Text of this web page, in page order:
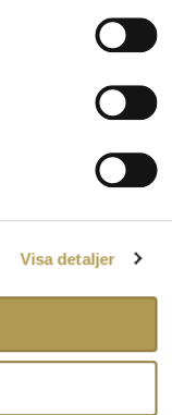
Visa detaljer
en nära
”Hur mår du?”
sina känslor.
ord inte
nog så